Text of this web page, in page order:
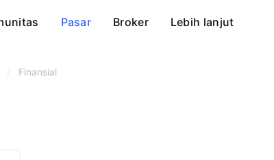
Pasar Broker Lebih lanjut
Finansial